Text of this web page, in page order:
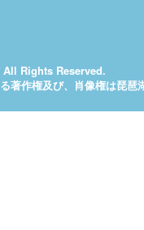
All Rights Reserved.
著作権及び、肖像権は琵